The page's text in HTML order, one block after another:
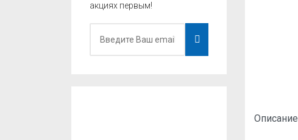
акциях первым!
Описание